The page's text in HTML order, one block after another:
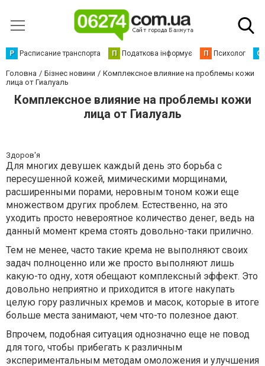
Р Расписание транспорта П Податкова інформує П Психолог С
Головна Бізнес новини
Комплексное влияние на проблемы кожи
лица от Гиалуаль
Комплексное влияние на проблемы кожи
лица от Гиалуаль
Здоров'я
Для многих девушек каждый день это борьба с
пересушенной кожей, мимическими морщинами,
расширенными порами, неровным тоном кожи еще
множеством других проблем. Естественно, на это
уходить просто невероятное количество денег, ведь на
данный момент крема стоять довольно-таки прилично.
Тем не менее, часто такие крема не выполняют своих
задач полноценно или же просто выполняют лишь
какую-то одну, хотя обещают комплексный эффект. Это
довольно неприятно и приходится в итоге накупать
целую гору различных кремов и масок, которые в итоге
больше места занимают, чем что-то полезное дают.
Впрочем, подобная ситуация однозначно еще не повод
для того, чтобы прибегать к различным
экспериментальным методам омоложения и улучшения